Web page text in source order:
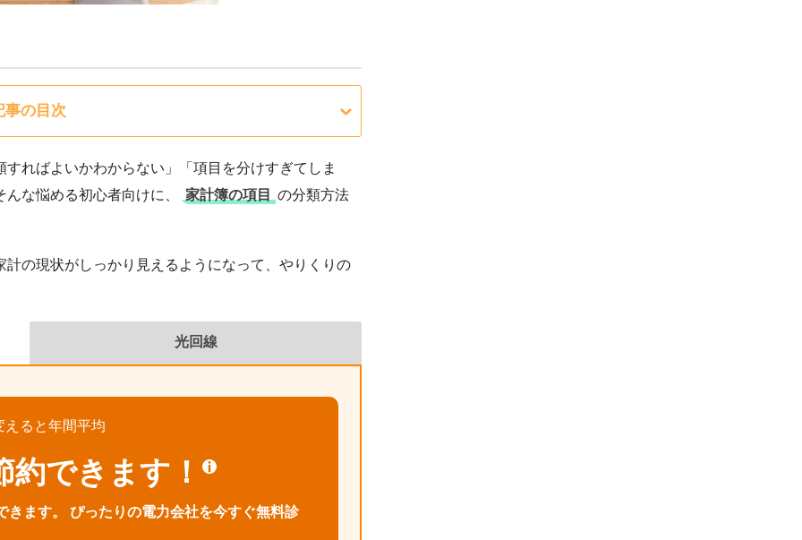
事の目次
ればよいかわからない」「項目を分けすぎてしま
な悩める初心者向けに、
家計簿の項目 の分類方法
の現状がしっかり見えるようになって、やりくりの
えると年間平均
約できます！
きます。 ぴったりの電力会社を今すぐ無料診
光回線